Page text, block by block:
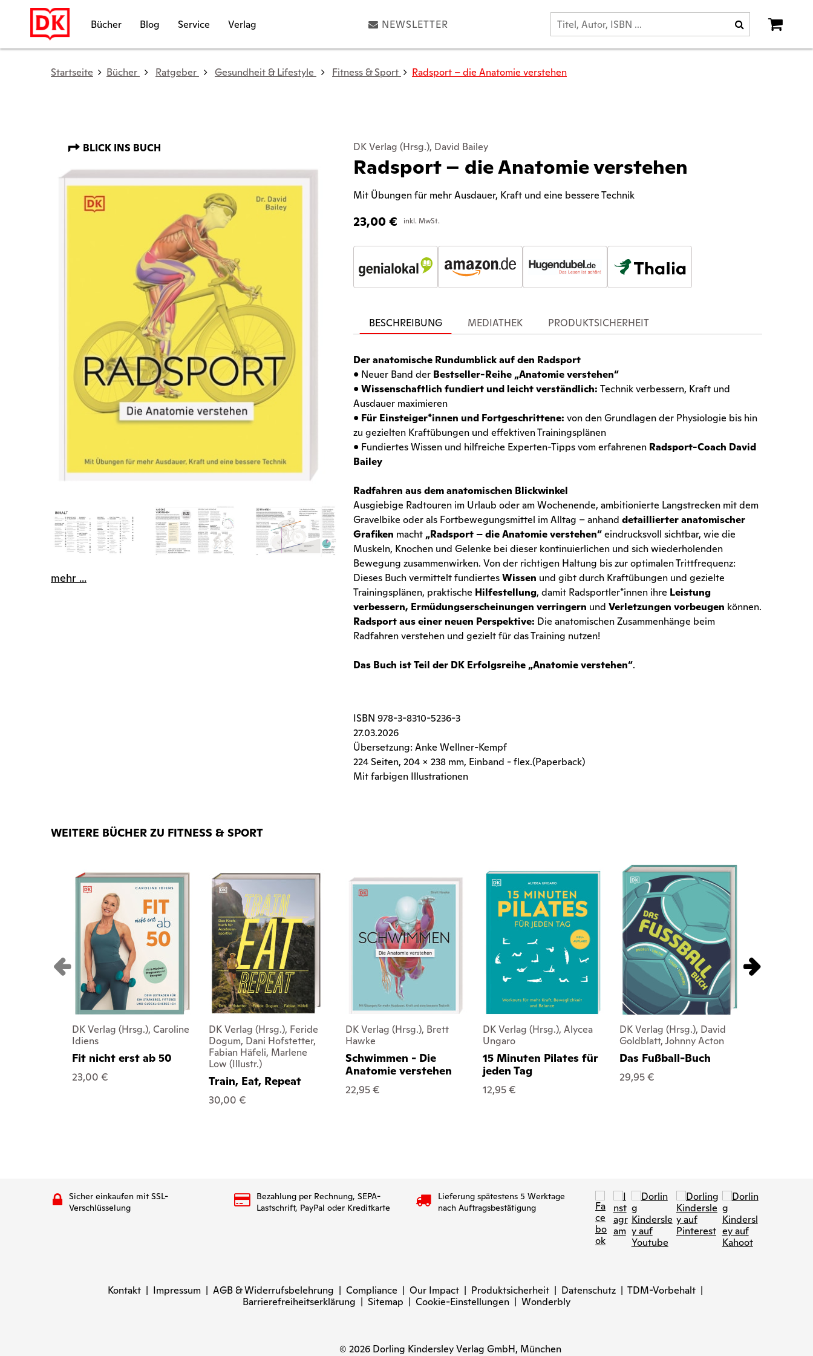
Bücher Blog Service Verlag NEWSLETTER
Startseite Bücher Ratgeber Gesundheit & Lifestyle Fitness & Sport Radsport – die Anatomie verstehen
BLICK INS BUCH
mehr ...
DK Verlag (Hrsg.), David Bailey
Radsport – die Anatomie verstehen
Mit Übungen für mehr Ausdauer, Kraft und eine bessere Technik
23,00€ inkl. MwSt.
BESCHREIBUNG MEDIATHEK PRODUKTSICHERHEIT
Der anatomische Rundumblick auf den Radsport
• Neuer Band der Bestseller-Reihe „Anatomie verstehen“
•Wissenschaftlich fundiert und leicht verständlich: Technik verbessern, Kraft und
Ausdauer maximieren
• Für Einsteiger*innen und Fortgeschrittene: von den Grundlagen der Physiologie bis hin
zu gezielten Kraftübungen und effektiven Trainingsplänen
• Fundiertes Wissen und hilfreiche Experten-Tipps vom erfahrenen Radsport-Coach David
Bailey
Radfahren aus dem anatomischen Blickwinkel
Ausgiebige Radtouren im Urlaub oder am Wochenende, ambitionierte Langstrecken mit dem
Gravelbike oder als Fortbewegungsmittel im Alltag – anhand detaillierter anatomischer
Grafiken macht „Radsport – die Anatomie verstehen“eindrucksvoll sichtbar, wie die
Muskeln, Knochen und Gelenke bei dieser kontinuierlichen und sich wiederholenden
Bewegung zusammenwirken. Von der richtigen Haltung bis zur optimalen Trittfrequenz:
Dieses Buch vermittelt fundiertesWissen und gibt durch Kraftübungen und gezielte
Trainingsplänen, praktische Hilfestellung, damit Radsportler*innen ihre Leistung
verbessern, Ermüdungserscheinungen verringern und Verletzungen vorbeugen können.
Radsport aus einer neuen Perspektive: Die anatomischen Zusammenhänge beim
Radfahren verstehen und gezielt für das Training nutzen!
Das Buch ist Teil der DK Erfolgsreihe „Anatomie verstehen“.
ISBN 978-3-8310-5236-3
27.03.2026
Übersetzung: Anke Wellner-Kempf
224 Seiten, 204 x 238 mm, Einband - flex.(Paperback)
Mit farbigen Illustrationen
WEITERE BÜCHER ZU FITNESS & SPORT
DK Verlag (Hrsg.), Caroline
Idiens
Fit nicht erst ab 50
23,00 €
DK Verlag (Hrsg.), Feride
Dogum, Dani Hofstetter,
Fabian Häfeli, Marlene
Low (Illustr.)
Train, Eat, Repeat
30,00 €
DK Verlag (Hrsg.), Brett
Hawke
Schwimmen - Die
Anatomie verstehen
22,95 €
DK Verlag (Hrsg.), Alycea
Ungaro
15 Minuten Pilates für
jeden Tag
12,95 €
DK Verlag (Hrsg.), David
Goldblatt, Johnny Acton
Das Fußball-Buch
29,95 €
Sicher einkaufen mit SSL-
Verschlüsselung
Bezahlung per Rechnung, SEPA-
Lastschrift, PayPal oder Kreditkarte
Lieferung spätestens 5 Werktage
nach Auftragsbestätigung
Kontakt | Impressum | AGB & Widerrufsbelehrung | Compliance | Our Impact | Produktsicherheit | Datenschutz | TDM-Vorbehalt |
Barrierefreiheitserklärung | Sitemap | Cookie-Einstellungen | Wonderbly
© 2026 Dorling Kindersley Verlag GmbH, München